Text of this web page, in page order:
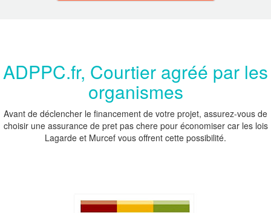
ADPPC.fr, Courtier agréé par les
organismes
Avant de déclencher le financement de votre projet, assurez-vous de
choisir une assurance de pret pas chere pour économiser car les lois
Lagarde et Murcef vous offrent cette possibilité.